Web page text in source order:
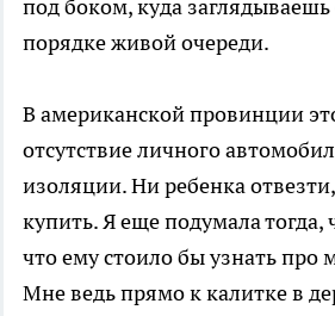
под боком, куда заглядываешь
порядке живой очереди.
В американской провинции
отсутствие личного
изоляции. Ни ребенка
купить. Я еще подумала тогда,
что ему стоило бы узнать про
Мне ведь прямо к калитке в